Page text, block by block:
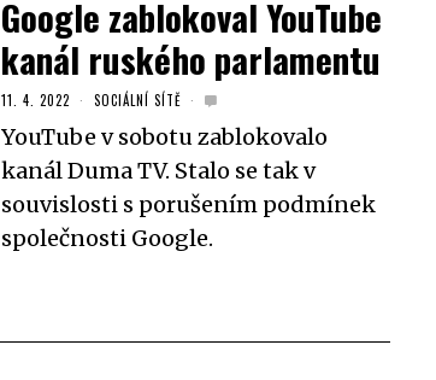
Google zablokoval YouTube
kanál ruského parlamentu
11. 4. 2022 SOCIÁLNÍ SÍTĚ
YouTube v sobotu zablokovalo
kanál Duma TV. Stalo se tak v
souvislosti s porušením podmínek
společnosti Google.